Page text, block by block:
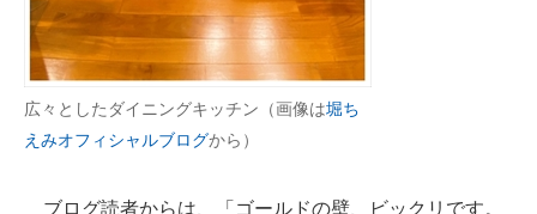
広々としたダイニングキッチン（画像は堀ち
えみオフィシャルブログから）
ブログ読者からは、「ゴールドの壁、ビックリです。